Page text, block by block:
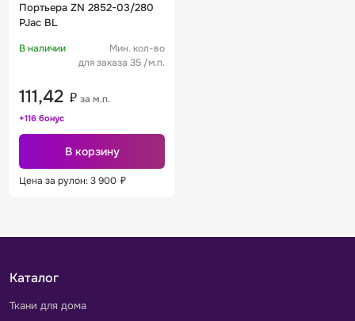
полиэстер
Портьера ZN 2852-03/280
PJac BL
В наличии
Мин. кол-во
для заказа 35 /м.п.
111,42 ₽ за м.п.
+116 бонус
В корзину
Цена за рулон: 3 900 ₽
Каталог
Ткани для дома